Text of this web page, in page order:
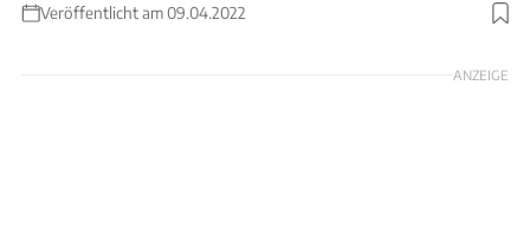
Veröffentlicht am 09.04.2022
Foto: Achim Hartmann
ANZEIGE